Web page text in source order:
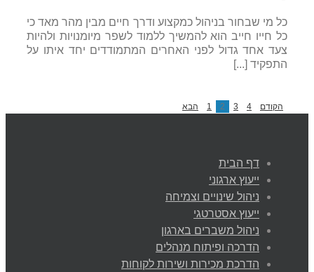
כל מי שבחור בניהול כמקצוע ודרך חיים מבין מהר מאד כי
כל חייו חייב הוא להמשיך ללמוד לשפר מיומנויות ולהיות
צעד אחד גדול לפני האחרים המתמודדים יחד איתו על
התפקיד [...]
הקודם 1 2 3 4 הבא
דף הבית
ייעוץ ארגוני
ניהול שינויים וצמיחה
ייעוץ אסטרטגי
ניהול משברים בארגון
הדרכה ופיתוח מנהלים
הדרכת מכירות ושירות לקוחות